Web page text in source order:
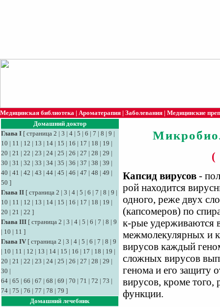
Медицинская библиотека | Ароматерапия | Заболевания | Медицинские
Домашний доктор
Глава I [ страница 2 | 3 | 4 | 5 | 6 | 7 | 8 | 9 |
10 | 11 | 12 | 13 | 14 | 15 | 16 | 17 | 18 | 19 |
20 | 21 | 22 | 23 | 24 | 25 | 26 | 27 | 28 | 29 |
30 | 31 | 32 | 33 | 34 | 35 | 36 | 37 | 38 | 39 |
40 | 41 | 42 | 43 | 44 | 45 | 46 | 47 | 48 | 49 |
50 ]
Глава II [ страница 2 | 3 | 4 | 5 | 6 | 7 | 8 | 9 |
10 | 11 | 12 | 13 | 14 | 15 | 16 | 17 | 18 | 19 |
20 | 21 | 22 ]
Глава III [ страница 2 | 3 | 4 | 5 | 6 | 7 | 8 | 9
| 10 | 11 ]
Глава IV [ страница 2 | 3 | 4 | 5 | 6 | 7 | 8 | 9
| 10 | 11 | 12 | 13 | 14 | 15 | 16 | 17 | 18 | 19 |
20 | 21 | 22 | 23 | 24 | 25 | 26 | 27 | 28 | 29 |
30 |
64 | 65 | 66 | 67 | 68 | 69 | 70 | 71 | 72 | 73 |
74 | 75 | 76 | 77 | 78 | 79 ]
Домашний лечебник
(
Капсид вирусов -
рой находится
одного, реже двух
(капсомеров) по
к-рые удерживаются в
межмолекулярных и
вирусов каждый
сложных вирусов
генома и его защиту
вирусов, кроме
функции.